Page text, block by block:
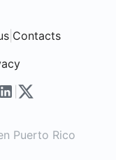
| Contacts
Puerto Rico